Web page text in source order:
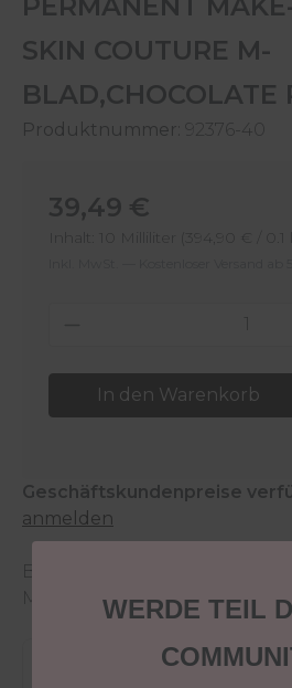
SKIN COUTURE M-
BLAD,CHOCOLATE
Produktnummer: 92376-40
Regulärer Preis:
39,49 €
Inhalt: 10 Milliliter (394,90 € / 0.1 l)
Produkt Anzahl:
In den Warenkorb
Geschäftskundenpreise
anmelden
Bei Nichtverfügbarkeit der
Menge wende dich an den
Versandkostenfrei ab
WERDE TEIL